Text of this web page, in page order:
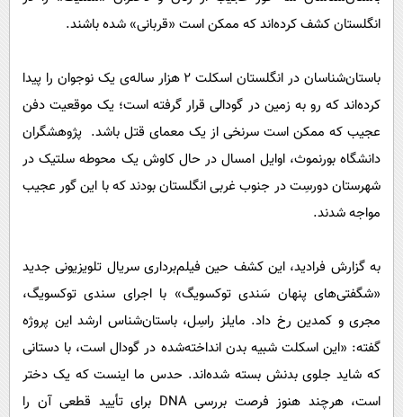
سرگرمی
گوناگون
حوادث
محیط زیست
اجتماعی
سیاست خارجی
پیامک
آشپزی
دانلود
انگلستان کشف کرده‌اند که ممکن است «قربانی» شده باشند.
باستان‌شناسان در انگلستان اسکلت ۲ هزار ساله‌ی یک نوجوان را پیدا
کرده‌اند که رو به زمین در گودالی قرار گرفته است؛ یک موقعیت دفن
عجیب که ممکن است سرنخی از یک معمای قتل باشد. پژوهشگران
دانشگاه بورنموث، اوایل امسال در حال کاوش یک محوطه سلتیک در
شهرستان دورسِت در جنوب غربی انگلستان بودند که با این گور عجیب
مواجه شدند.
به گزارش فرادید، این کشف حین فیلم‌برداری سریال تلویزیونی جدید
«شگفتی‌های پنهان سَندی توکسویگ» با اجرای سندی توکسویگ،
مجری و کمدین رخ داد. مایلز راسِل، باستان‌شناس ارشد این پروژه
گفته: «این اسکلت شبیه بدن انداخته‌شده در گودال است، با دستانی
که شاید جلوی بدنش بسته شده‌اند. حدس ما اینست که یک دختر
است، هرچند هنوز فرصت بررسی DNA برای تأیید قطعی آن را